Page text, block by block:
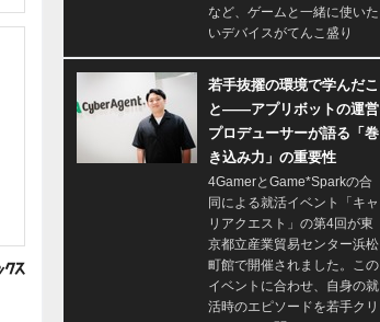
など、ゲームと一緒に使いた
いデバイスがてんこ盛り
若手抜擢の環境で学んだこ
と――アプリボットの運営
プロデューサーが語る「巻
き込み力」の重要性
4GamerとGame*Sparkの合
同による就活イベント「キャ
リアクエスト」の第4回が東
京都立産業貿易センター浜松
町館で開催されました。この
イベントに合わせ、自身の就
活時のエピソードを若手クリ